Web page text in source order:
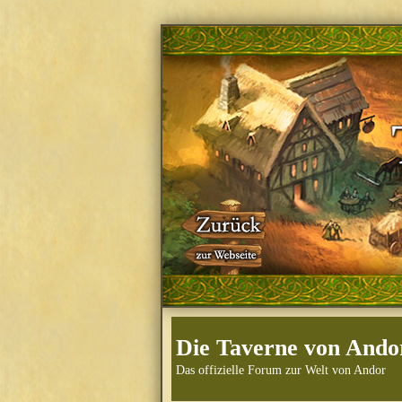
Die Taverne von
Das offizielle Forum zur Welt von Andor